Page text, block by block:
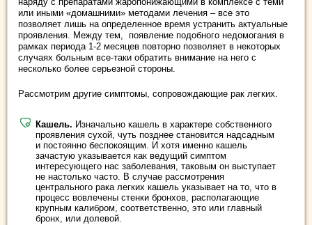
или иными «домашними» методами лечения – все это
позволяет лишь на определенное время устранить актуальные
проявления. Между тем, появление подобного недомогания в
рамках периода 1-2 месяцев повторно позволяет в некоторых
случаях больным все-таки обратить внимание на него с
несколько более серьезной стороны.
Рассмотрим другие симптомы, сопровождающие рак легких.
Кашель. Изначально кашель в характере собственного
проявления сухой, чуть позднее становится надсадным
и постоянно беспокоящим. И хотя именно кашель
зачастую указывается как ведущий симптом
интересующего нас заболевания, таковым он выступает
не настолько часто. В случае рассмотрения
центрального рака легких кашель указывает на то, что в
процесс вовлечены стенки бронхов, располагающие
крупным калибром, соответственно, это или главный
бронх, или долевой.